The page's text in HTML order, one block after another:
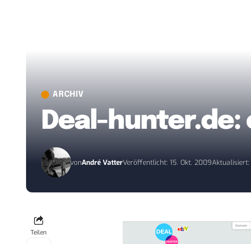
ARCHIV
Deal-hunter.de:
vonAndré VatterVeröffentlicht: 15. Okt. 2009Aktualisiert:
Teilen